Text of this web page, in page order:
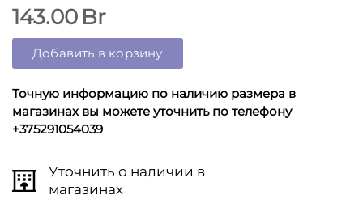
143.00 Br
Добавить в корзину
Точную информацию по наличию размера в
магазинах вы можете уточнить по телефону
+375291054039
Уточнить о наличии в
магазинах